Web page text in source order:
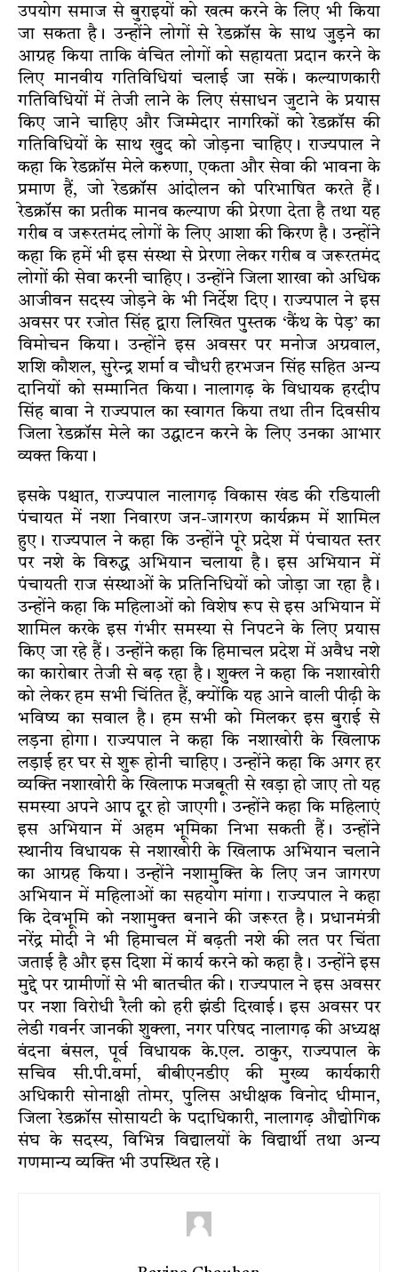
उपयोग समाज से बुराइयों को खत्म करने के लिए भी किया
जा सकता है। उन्होंने लोगों से रेडक्रॉस के साथ जुड़ने का
आग्रह किया ताकि वंचित लोगों को सहायता प्रदान करने के
लिए मानवीय गतिविधियां चलाई जा सकें। कल्याणकारी
गतिविधियों में तेजी लाने के लिए संसाधन जुटाने के प्रयास
किए जाने चाहिए और जिम्मेदार नागरिकों को रेडक्रॉस की
गतिविधियों के साथ खुद को जोड़ना चाहिए। राज्यपाल ने
कहा कि रेडक्रॉस मेले करुणा, एकता और सेवा की भावना के
प्रमाण हैं, जो रेडक्रॉस आंदोलन को परिभाषित करते हैं।
रेडक्रॉस का प्रतीक मानव कल्याण की प्रेरणा देता है तथा यह
गरीब व जरूरतमंद लोगों के लिए आशा की किरण है। उन्होंने
कहा कि हमें भी इस संस्था से प्रेरणा लेकर गरीब व जरूरतमंद
लोगों की सेवा करनी चाहिए। उन्होंने जिला शाखा को अधिक
आजीवन सदस्य जोड़ने के भी निर्देश दिए। राज्यपाल ने इस
अवसर पर रजोत सिंह द्वारा लिखित पुस्तक ‘कैंथ के पेड़’ का
विमोचन किया। उन्होंने इस अवसर पर मनोज अग्रवाल,
शशि कौशल, सुरेन्द्र शर्मा व चौधरी हरभजन सिंह सहित अन्य
दानियों को सम्मानित किया। नालागढ़ के विधायक हरदीप
सिंह बावा ने राज्यपाल का स्वागत किया तथा तीन दिवसीय
जिला रेडक्रॉस मेले का उद्घाटन करने के लिए उनका आभार
व्यक्त किया।
इसके पश्चात, राज्यपाल नालागढ़ विकास खंड की रडियाली
पंचायत में नशा निवारण जन-जागरण कार्यक्रम में शामिल
हुए। राज्यपाल ने कहा कि उन्होंने पूरे प्रदेश में पंचायत स्तर
पर नशे के विरुद्ध अभियान चलाया है। इस अभियान में
पंचायती राज संस्थाओं के प्रतिनिधियों को जोड़ा जा रहा है।
उन्होंने कहा कि महिलाओं को विशेष रूप से इस अभियान में
शामिल करके इस गंभीर समस्या से निपटने के लिए प्रयास
किए जा रहे हैं। उन्होंने कहा कि हिमाचल प्रदेश में अवैध नशे
का कारोबार तेजी से बढ़ रहा है। शुक्ल ने कहा कि नशाखोरी
को लेकर हम सभी चिंतित हैं, क्योंकि यह आने वाली पीढ़ी के
भविष्य का सवाल है। हम सभी को मिलकर इस बुराई से
लड़ना होगा। राज्यपाल ने कहा कि नशाखोरी के खिलाफ
लड़ाई हर घर से शुरू होनी चाहिए। उन्होंने कहा कि अगर हर
व्यक्ति नशाखोरी के खिलाफ मजबूती से खड़ा हो जाए तो यह
समस्या अपने आप दूर हो जाएगी। उन्होंने कहा कि महिलाएं
इस अभियान में अहम भूमिका निभा सकती हैं। उन्होंने
स्थानीय विधायक से नशाखोरी के खिलाफ अभियान चलाने
का आग्रह किया। उन्होंने नशामुक्ति के लिए जन जागरण
अभियान में महिलाओं का सहयोग मांगा। राज्यपाल ने कहा
कि देवभूमि को नशामुक्त बनाने की जरूरत है। प्रधानमंत्री
नरेंद्र मोदी ने भी हिमाचल में बढ़ती नशे की लत पर चिंता
जताई है और इस दिशा में कार्य करने को कहा है। उन्होंने इस
मुद्दे पर ग्रामीणों से भी बातचीत की। राज्यपाल ने इस अवसर
पर नशा विरोधी रैली को हरी झंडी दिखाई। इस अवसर पर
लेडी गवर्नर जानकी शुक्ला, नगर परिषद नालागढ़ की अध्यक्ष
वंदना बंसल, पूर्व विधायक के.एल. ठाकुर, राज्यपाल के
सचिव सी.पी.वर्मा, बीबीएनडीए की मुख्य कार्यकारी
अधिकारी सोनाक्षी तोमर, पुलिस अधीक्षक विनोद धीमान,
जिला रेडक्रॉस सोसायटी के पदाधिकारी, नालागढ़ औद्योगिक
संघ के सदस्य, विभिन्न विद्यालयों के विद्यार्थी तथा अन्य
गणमान्य व्यक्ति भी उपस्थित रहे।